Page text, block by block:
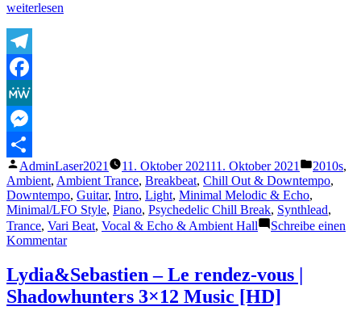
„Man
No
Ego
–
Blinkers
Removed
(432hz
album)
(Osho
Voice)“
weiterlesen
Telegram
Facebook
MeWe
Messenger
Teilen
Veröffentlicht
von
AdminLaser2021 11. Oktober 202111. Oktober 2021
unter
2010s,
Ambient, Ambient Trance, Breakbeat, Chill Out & Downtempo,
Downtempo, Guitar, Intro, Light, Minimal Melodic & Echo,
Minimal/LFO Style, Piano, Psychedelic Chill Break, Synthlead,
Trance, Vari Beat, Vocal & Echo & Ambient Hall
Schreibe einen
Kommentarzu
Of
No
Ego
Lydia&Sebastien – Le rendez-vous |
Shadowhunters 3×12 Music [HD]